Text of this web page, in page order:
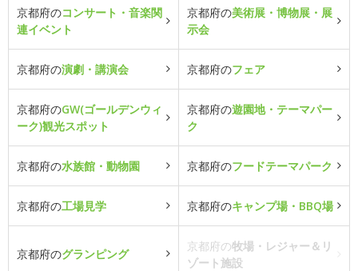
京都府のコンサート・音楽関
連イベント
京都府の美術展・博物展・展
示会
京都府の演劇・講演会 京都府のフェア
京都府のGW(ゴールデンウィ
ーク)観光スポット
京都府の遊園地・テーマパー
ク
京都府の水族館・動物園 京都府のフードテーマパーク
京都府の工場見学 京都府のキャンプ場・BBQ場
京都府のグランピング
京都府の牧場・レジャー＆リ
ゾート施設